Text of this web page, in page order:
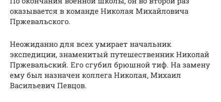
оказывается в команде Николая Михайловича
Пржевальского.
Неожиданно для всех умирает начальник
экспедиции, знаменитый путешественник Николай
Пржевальский. Его сгубил брюшной тиф. На замену
ему был назначен коллега Николая, Михаил
Васильевич Певцов.